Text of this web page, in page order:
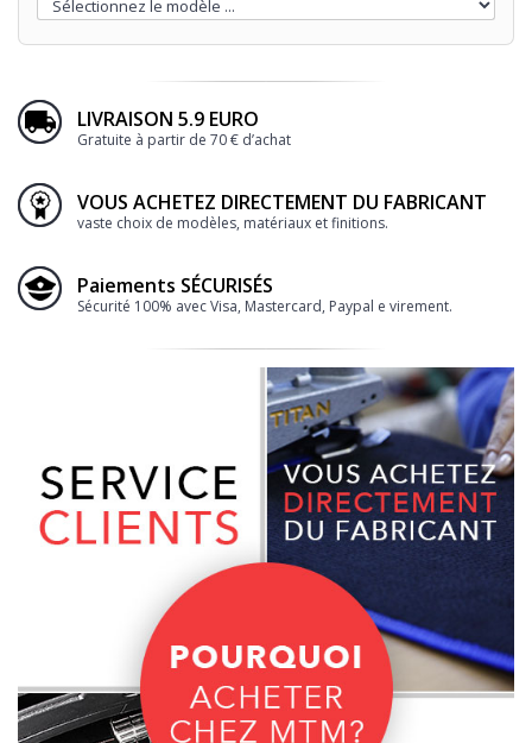
65€
Loading...
LIVRAISON 5.9 EURO
Gratuite à partir de 70 € d’achat
VOUS ACHETEZ DIRECTEMENT DU FABRICANT
vaste choix de modèles, matériaux et finitions.
Paiements SÉCURISÉS
Sécurité 100% avec Visa, Mastercard, Paypal e virement.